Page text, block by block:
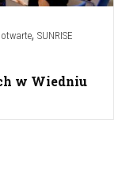
otwarte, SUNRISE
w Wiedniu